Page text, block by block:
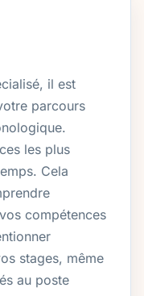
il est
parcours
les plus
Cela
compétences
stages, même
au poste